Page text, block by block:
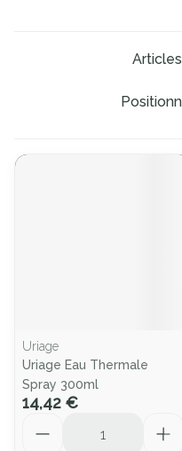
Articles
Trier par:
Uriage
Uriage Eau Thermale
Spray 300ml
14,42 €